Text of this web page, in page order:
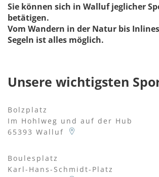
Sportstätten
Sie können sich in Walluf jeglicher
betätigen.
Vom Wandern in der Natur bis
Segeln ist alles möglich.
Unsere wichtigsten
Bolzplatz
Im Hohlweg und auf der Hub
65393 Walluf
Boulesplatz
Karl-Hans-Schmidt-Platz